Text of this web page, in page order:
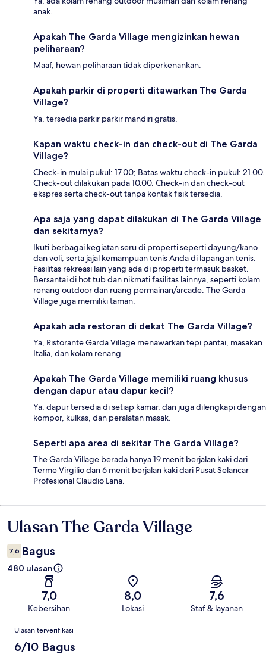
anak.
Apakah The Garda Village mengizinkan hewan
peliharaan?
Maaf, hewan peliharaan tidak diperkenankan.
Apakah parkir di properti ditawarkan The Garda
Village?
Ya, tersedia parkir parkir mandiri gratis.
Kapan waktu check-in dan check-out di The Garda
Village?
Check-in mulai pukul: 17.00; Batas waktu check-in pukul: 21.00.
Check-out dilakukan pada 10.00. Check-in dan check-out
ekspres serta check-out tanpa kontak fisik tersedia.
Apa saja yang dapat dilakukan di The Garda Village
dan sekitarnya?
Ikuti berbagai kegiatan seru di properti seperti dayung/kano
dan voli, serta jajal kemampuan tenis Anda di lapangan tenis.
Fasilitas rekreasi lain yang ada di properti termasuk basket.
Bersantai di hot tub dan nikmati fasilitas lainnya, seperti kolam
renang outdoor dan ruang permainan/arcade. The Garda
Village juga memiliki taman.
Apakah ada restoran di dekat The Garda Village?
Ya, Ristorante Garda Village menawarkan tepi pantai, masakan
Italia, dan kolam renang.
Apakah The Garda Village memiliki ruang khusus
dengan dapur atau dapur kecil?
Ya, dapur tersedia di setiap kamar, dan juga dilengkapi dengan
kompor, kulkas, dan peralatan masak.
Seperti apa area di sekitar The Garda Village?
The Garda Village berada hanya 19 menit berjalan kaki dari
Terme Virgilio dan 6 menit berjalan kaki dari Pusat Selancar
Profesional Claudio Lana.
Ulasan
Ulasan The Garda Village
7,6 Bagus
480 ulasan
7,0
Kebersihan
8,0
Lokasi
7,6
Staf & layanan
Ulasan
Ulasan terverifikasi
6/10 Bagus